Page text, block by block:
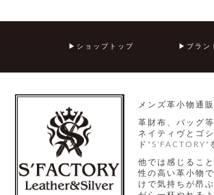
ショップトップ ブラン
メンズ革小物通
革財布、バッグ
ネイティヴとゴ
ド"S'FACTORY"
他では感じるこ
性の高い革小物
けで気持ちが昂